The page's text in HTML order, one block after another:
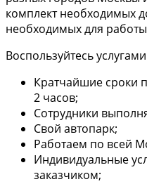
комплект необходимых
необходимых для
Воспользуйтесь
Кратчайшие сроки
2 часов;
Сотрудники
Свой автопарк;
Работаем по всей
Индивидуальные
заказчиком;